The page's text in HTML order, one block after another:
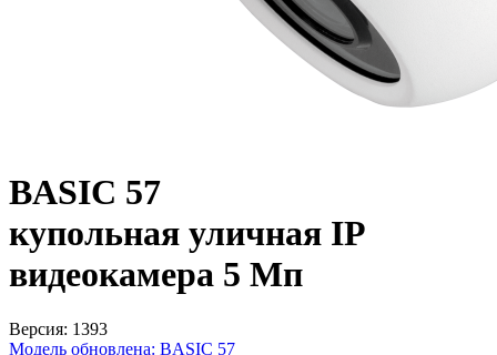
BASIC 57
купольная уличная IP
видеокамера 5 Мп
Версия: 1393
Модель обновлена: BASIC 57